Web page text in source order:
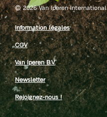
©2026 Van Iperen International
Information légales
CGV
Van Iperen B.V.
Newsletter
Rejoignez-nous !